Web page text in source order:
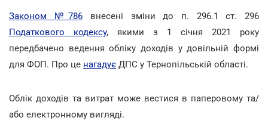
Законом №786 внесені зміни до п. 296.1 ст. 296
Податкового кодексу, якими з 1 січня 2021 року
передбачено ведення обліку доходів у довільній формі
для ФОП. Про це нагадує ДПС у Тернопільській області.
Облік доходів та витрат може вестися в паперовому та/
або електронному вигляді.